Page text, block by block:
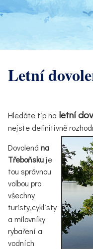
Letní
Hledáte tip na letní
nejste definitivně
Dovolená na
Třeboňsku je
tou správnou
volbou pro
všechny
turisty,cyklisty
a milovníky
rybaření a
vodních